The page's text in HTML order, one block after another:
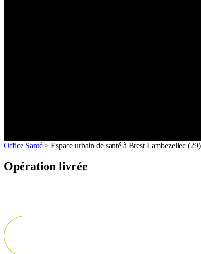
Office Santé > Espace urbain de santé à Brest Lambezellec (29)
Opération livrée